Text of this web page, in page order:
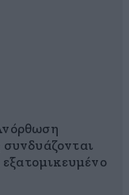
εξατομικευμένο